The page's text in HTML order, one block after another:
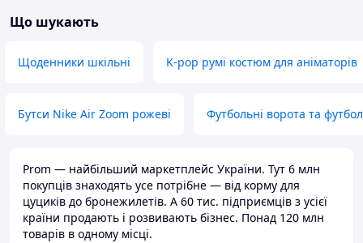
Що шукають
Щоденники шкільні K-pop румі костюм для аніматорів
Бутси Nike Air Zoom рожеві Футбольні ворота та
Prom — найбільший маркетплейс України. Тут 6 млн
покупців знаходять усе потрібне — від корму для
цуциків до бронежилетів. А 60 тис. підприємців з усієї
країни продають і розвивають бізнес. Понад 120 млн
товарів в одному місці.